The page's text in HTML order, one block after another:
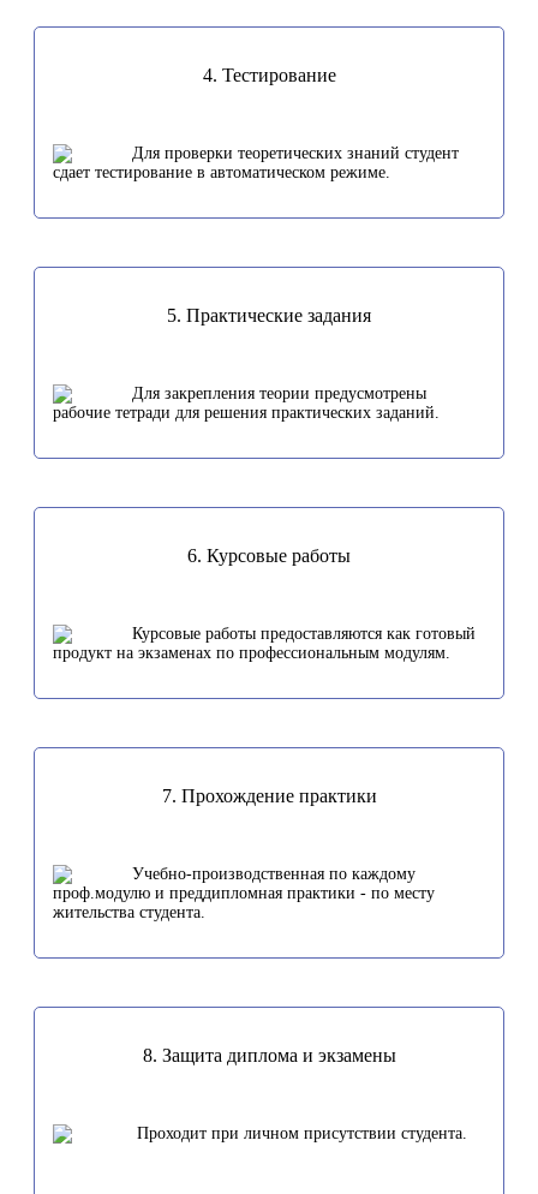
4. Тестирование
Для проверки теоретических знаний студент
сдает тестирование в автоматическом режиме.
5. Практические задания
Для закрепления теории предусмотрены
рабочие тетради для решения практических заданий.
6. Курсовые работы
Курсовые работы предоставляются как готовый
продукт на экзаменах по профессиональным модулям.
7. Прохождение практики
Учебно-производственная по каждому
проф.модулю и преддипломная практики - по месту
жительства студента.
8. Защита диплома и экзамены
Проходит при личном присутствии студента.